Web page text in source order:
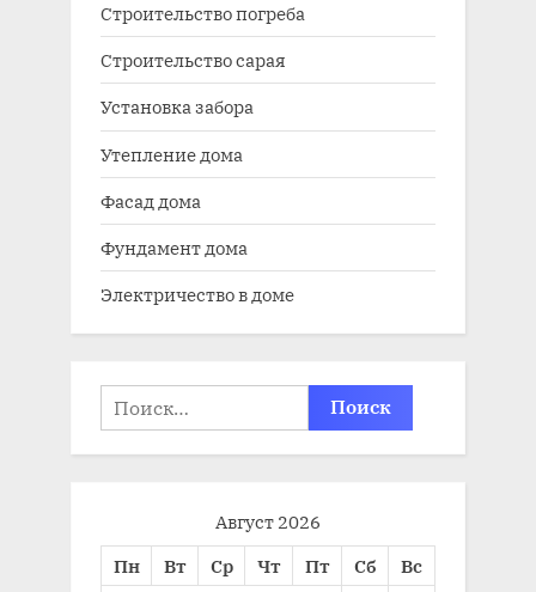
Строительство погреба
Строительство сарая
Установка забора
Утепление дома
Фасад дома
Фундамент дома
Электричество в доме
Найти:
Август 2026
Пн
Вт Ср Чт Пт Сб
Вс